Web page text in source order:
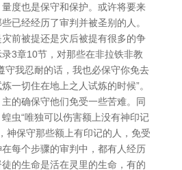
度也是保守和保护。或许将要来
已经经历了审判并被圣别的人。
前被提还是灾后被提有很多的争
3章10节，对那些在非拉铁非教
守我忍耐的话，我也必保守你免去
一切住在地上之人试炼的时候”。
的确保守他们免受一些苦难。同
虫“唯独可以伤害额上没有神印记
神保守那些额上有印记的人，免受
每个步骤的审判中，都有人经历
的生命是活在灵里的生命，有的